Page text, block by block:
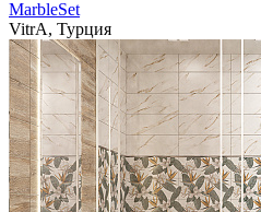
MarbleSet
VitrA, Турция